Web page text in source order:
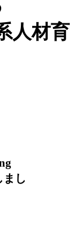
人材育
まし